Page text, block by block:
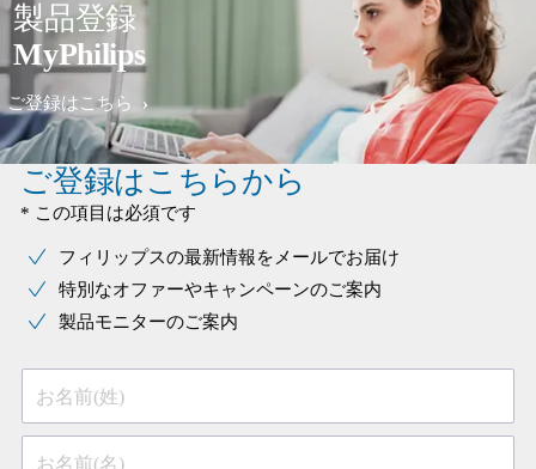
製品登録
MyPhilips
ご登録はこちら
ご登録はこちらから
* この項目は必須です
フィリップスの最新情報をメールでお届け
特別なオファーやキャンペーンのご案内
製品モニターのご案内
お名前(姓)
お名前(名)